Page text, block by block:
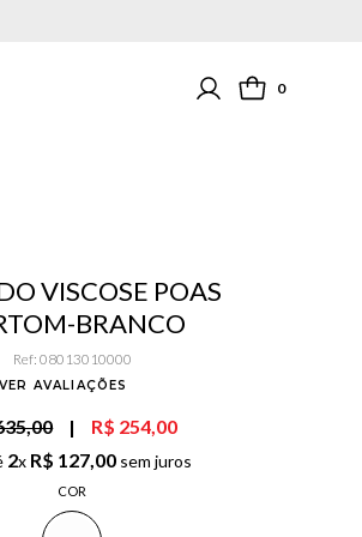
0
VISCOSE POAS
BRANCO
Ref: 08013010000
VER AVALIAÇÕES
| R$ 254,00
2x R$ 127,00 sem juros
COR